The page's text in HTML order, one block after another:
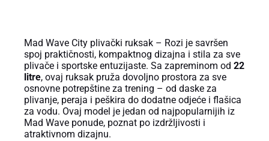
Mad Wave City plivački ruksak – Rozi je savršen
spoj praktičnosti, kompaktnog dizajna i stila za sve
plivače i sportske entuzijaste. Sa zapreminom od 22
litre, ovaj ruksak pruža dovoljno prostora za sve
osnovne potrepštine za trening – od daske za
plivanje, peraja i peškira do dodatne odjeće i flašica
za vodu. Ovaj model je jedan od najpopularnijih iz
Mad Wave ponude, poznat po izdržljivosti i
atraktivnom dizajnu.